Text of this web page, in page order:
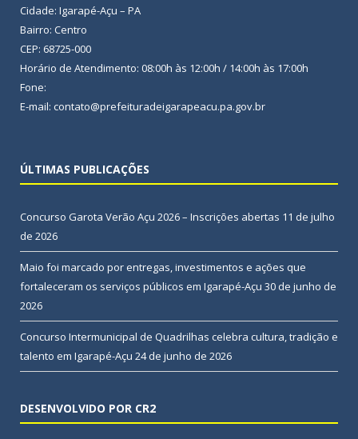
Cidade: Igarapé-Açu – PA
Bairro: Centro
CEP: 68725-000
Horário de Atendimento: 08:00h às 12:00h / 14:00h às 17:00h
Fone:
E-mail: contato@prefeituradeigarapeacu.pa.gov.br
ÚLTIMAS PUBLICAÇÕES
Concurso Garota Verão Açu 2026 – Inscrições abertas 11 de julho
de 2026
Maio foi marcado por entregas, investimentos e ações que
fortaleceram os serviços públicos em Igarapé-Açu 30 de junho de
2026
Concurso Intermunicipal de Quadrilhas celebra cultura, tradição e
talento em Igarapé-Açu 24 de junho de 2026
DESENVOLVIDO POR CR2